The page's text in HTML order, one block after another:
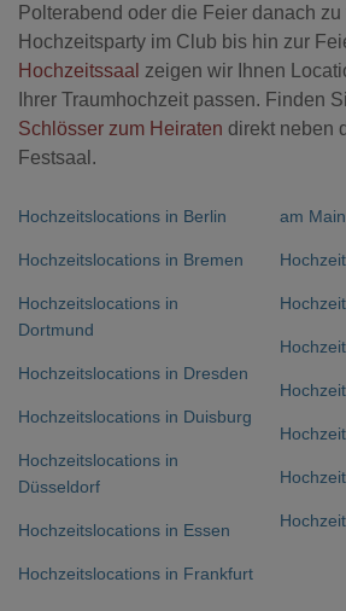
Polterabend oder die Feier danach
Hochzeitsparty im Club bis hin zur
Hochzeitssaal zeigen wir Ihnen
Ihrer Traumhochzeit passen. Finden
Schlösser zum Heiraten direkt neben
Festsaal.
Hochzeitslocations in Berlin
Hochzeitslocations in Bremen
Hochzeitslocations in
Dortmund
Hochzeitslocations in Dresden
Hochzeitslocations in Duisburg
Hochzeitslocations in
Düsseldorf
Hochzeitslocations in Essen
Hochzeitslocations in Frankfurt
am Main